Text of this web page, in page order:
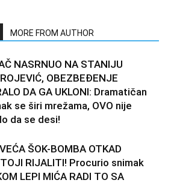
MORE FROM AUTHOR
NASRNUO NA STANIJU
OBEZBEĐENJE
DA GA UKLONI: Dramatičan
se širi mrežama, OVO nije
da se desi!
ŠOK-BOMBA OTKAD
RIJALITI! Procurio snimak
LEPI MIĆA RADI TO SA